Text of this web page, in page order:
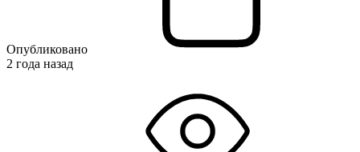
Опубликовано
2 года назад